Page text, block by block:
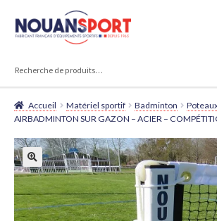
Aller
Aller
Accueil Matériel sportif Badminton
AIRBADMINTON SUR GAZON – ACIER –
🔍